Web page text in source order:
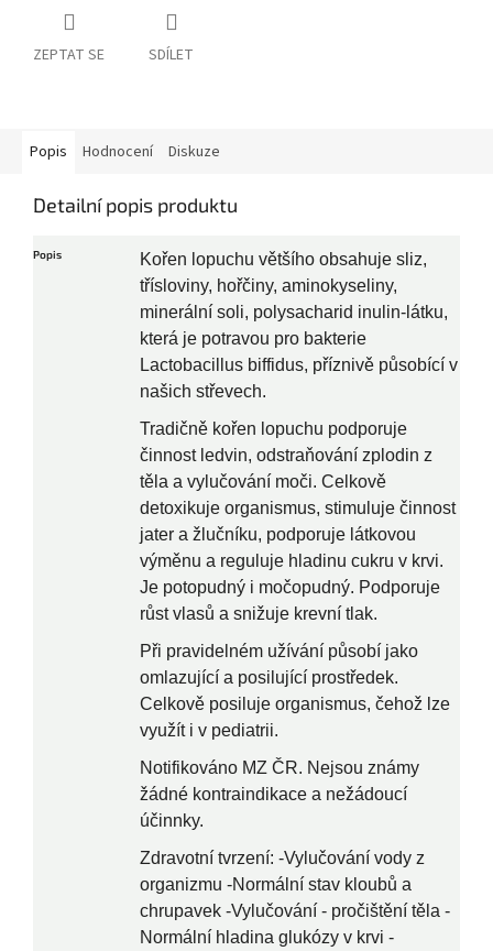
ZEPTAT SE SDÍLET
Popis Hodnocení Diskuze
Detailní popis produktu
Popis
Kořen lopuchu většího obsahuje sliz,
třísloviny, hořčiny, aminokyseliny,
minerální soli, polysacharid inulin-látku,
která je potravou pro bakterie
Lactobacillus biffidus, příznivě působící v
našich střevech.
Tradičně kořen lopuchu podporuje
činnost ledvin, odstraňování zplodin z
těla a vylučování moči. Celkově
detoxikuje organismus, stimuluje činnost
jater a žlučníku, podporuje látkovou
výměnu a reguluje hladinu cukru v krvi.
Je potopudný i močopudný. Podporuje
růst vlasů a snižuje krevní tlak.
Při pravidelném užívání působí jako
omlazující a posilující prostředek.
Celkově posiluje organismus, čehož lze
využít i v pediatrii.
Notifikováno MZ ČR. Nejsou známy
žádné kontraindikace a nežádoucí
účinnky.
Zdravotní tvrzení: -Vylučování vody z
organizmu -Normální stav kloubů a
chrupavek -Vylučování - pročištění těla -
Normální hladina glukózy v krvi -